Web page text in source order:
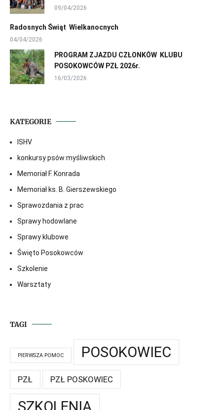
09/04/2026
Radosnych Świąt Wielkanocnych
04/04/2026
PROGRAM ZJAZDU CZŁONKÓW KLUBU
POSOKOWCÓW PZŁ 2026r.
16/03/2026
KATEGORIE
ISHV
konkursy psów myśliwskich
Memoriał F. Konrada
Memoriał ks. B. Gierszewskiego
Sprawozdania z prac
Sprawy hodowlane
Sprawy klubowe
Święto Posokowców
Szkolenie
Warsztaty
TAGI
PIERWSZA POMOC POSOKOWIEC
PZŁ PZŁ POSKOWIEC
SZKOLENIA